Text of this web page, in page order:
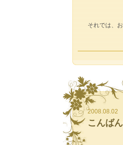
それでは、
2008.08.02
こんば